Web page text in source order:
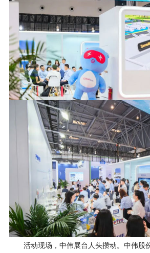
活动现场，中伟展台人头攒动。中伟股